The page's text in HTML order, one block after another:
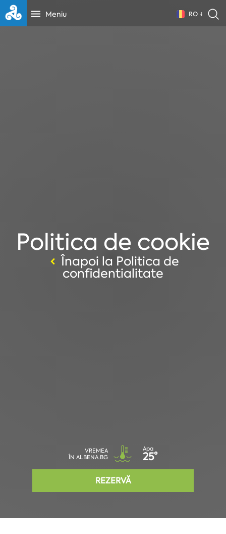
Meniu RO
Politica de cookie
Înapoi la Politica de
confidentialitate
VREMEA
ÎN ALBENA.BG
Apa
25°
REZERVĂ